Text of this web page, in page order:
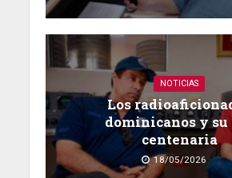
NOTICIAS
Los
dominicanos y su
centenaria
18/05/2026